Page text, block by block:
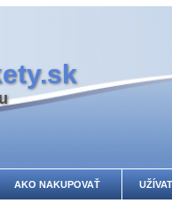
AKO NAKUPOVAŤ